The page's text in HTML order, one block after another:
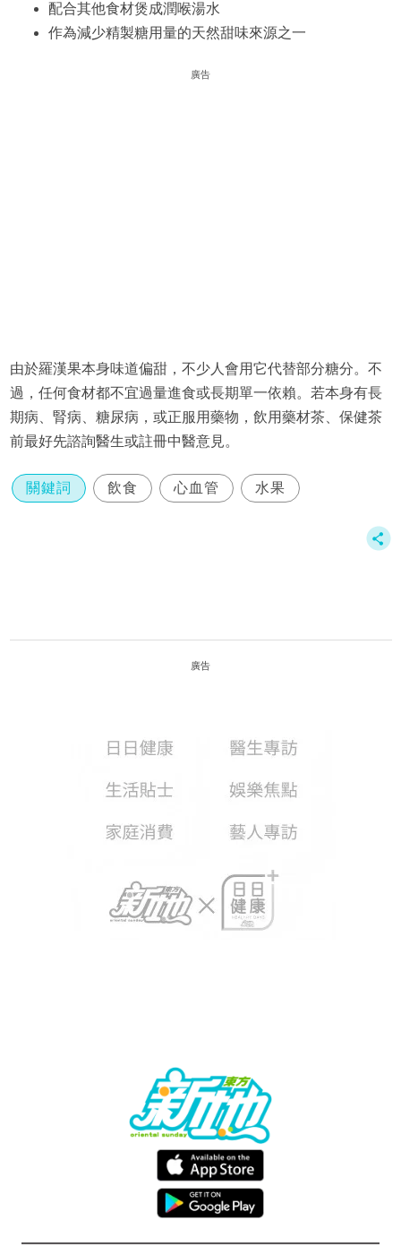
配合其他食材煲成潤喉湯水
作為減少精製糖用量的天然甜味來源之一
廣告
由於羅漢果本身味道偏甜，不少人會用它代替部分糖分。不
過，任何食材都不宜過量進食或長期單一依賴。若本身有長
期病、腎病、糖尿病，或正服用藥物，飲用藥材茶、保健茶
前最好先諮詢醫生或註冊中醫意見。
關鍵詞 飲食 心血管 水果
廣告